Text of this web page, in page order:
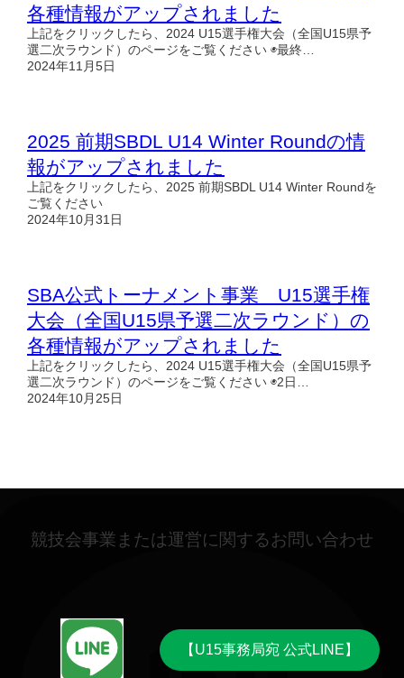
各種情報がアップされました
上記をクリックしたら、2024 U15選手権大会（全国U15県予
選二次ラウンド）のページをご覧ください ◉最終…
2024年11月5日
2025 前期SBDL U14 Winter Roundの情
報がアップされました
上記をクリックしたら、2025 前期SBDL U14 Winter Roundを
ご覧ください
2024年10月31日
SBA公式トーナメント事業 U15選手権
大会（全国U15県予選二次ラウンド）の
各種情報がアップされました
上記をクリックしたら、2024 U15選手権大会（全国U15県予
選二次ラウンド）のページをご覧ください ◉2日…
2024年10月25日
競技会事業または運営に関するお問い合わせ
【U15事務局宛 公式LINE】